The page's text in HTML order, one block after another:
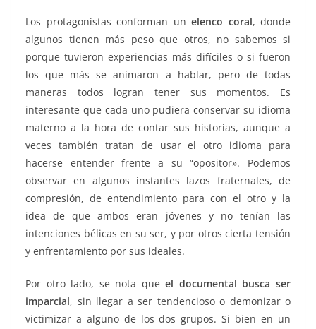
Los protagonistas conforman un elenco coral, donde
algunos tienen más peso que otros, no sabemos si
porque tuvieron experiencias más difíciles o si fueron
los que más se animaron a hablar, pero de todas
maneras todos logran tener sus momentos. Es
interesante que cada uno pudiera conservar su idioma
materno a la hora de contar sus historias, aunque a
veces también tratan de usar el otro idioma para
hacerse entender frente a su “opositor». Podemos
observar en algunos instantes lazos fraternales, de
compresión, de entendimiento para con el otro y la
idea de que ambos eran jóvenes y no tenían las
intenciones bélicas en su ser, y por otros cierta tensión
y enfrentamiento por sus ideales.
Por otro lado, se nota queel documental busca ser
imparcial, sin llegar a ser tendencioso o demonizar o
victimizar a alguno de los dos grupos. Si bien en un